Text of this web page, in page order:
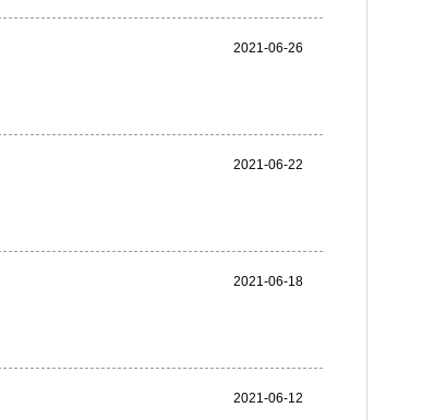
2021-06-26
2021-06-22
2021-06-18
2021-06-12